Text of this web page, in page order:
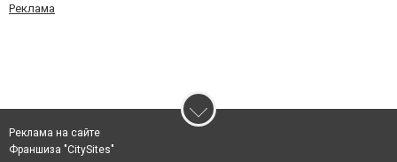
Реклама
Реклама на сайте
Франшиза "CitySites"